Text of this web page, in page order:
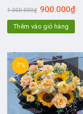
1.000.000₫ 900.000₫
Thêm vào giỏ hàng
-7%